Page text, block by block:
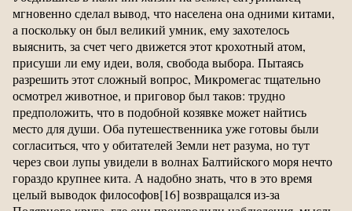
мгновенно сделал вывод, что населена она одними китами,
а поскольку он был великий умник, ему захотелось
выяснить, за счет чего движется этот крохотный атом,
присуши ли ему идеи, воля, свобода выбора. Пытаясь
разрешить этот сложный вопрос, Микромегас тщательно
осмотрел животное, и приговор был таков: трудно
предположить, что в подобной козявке может найтись
место для души. Оба путешественника уже готовы были
согласиться, что у обитателей Земли нет разума, но тут
через свои лупы увидели в волнах Балтийского моря нечто
гораздо крупнее кита. А надобно знать, что в это время
целый выводок философов[16] возвращался из-за